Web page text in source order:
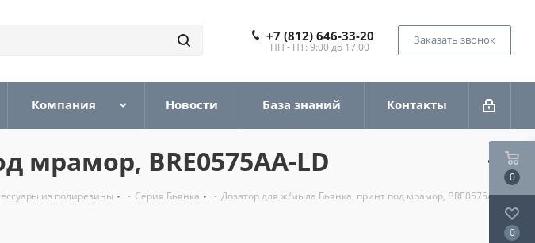
+7 (812) 646-33-20
ПН - ПТ: 9:00 до 17:00
Заказать звонок
Компания Новости База знаний Контакты
BRE0575AA-LD
из полирезины - Серия Бьянка - Дозатор для ж/мыла Бьянка, принт под мрамор, BRE0575AA-
0
0